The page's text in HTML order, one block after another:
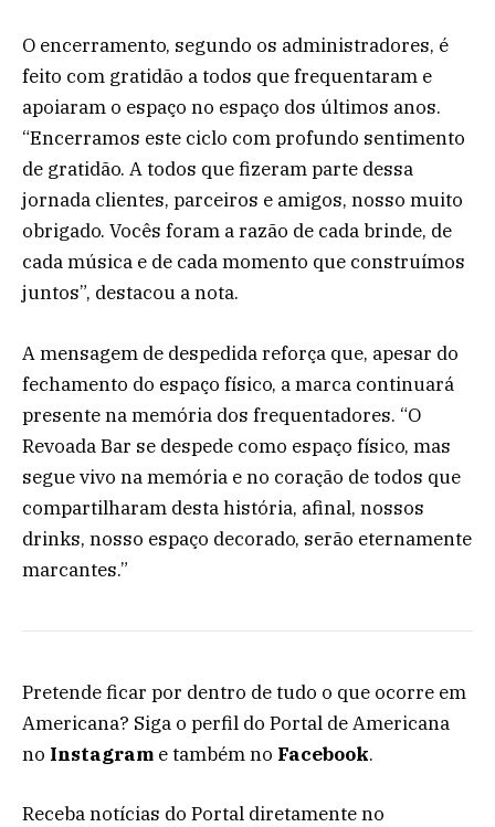
O encerramento, segundo os administradores, é
feito com gratidão a todos que frequentaram e
apoiaram o espaço no espaço dos últimos anos.
“Encerramos este ciclo com profundo sentimento
de gratidão. A todos que fizeram parte dessa
jornada clientes, parceiros e amigos, nosso muito
obrigado. Vocês foram a razão de cada brinde, de
cada música e de cada momento que construímos
juntos”, destacou a nota.
A mensagem de despedida reforça que, apesar do
fechamento do espaço físico, a marca continuará
presente na memória dos frequentadores. “O
Revoada Bar se despede como espaço físico, mas
segue vivo na memória e no coração de todos que
compartilharam desta história, afinal, nossos
drinks, nosso espaço decorado, serão eternamente
marcantes.”
Pretende ficar por dentro de tudo o que ocorre em
Americana? Siga o perfil do Portal de Americana
no Instagram e também no Facebook.
Receba notícias do Portal diretamente no